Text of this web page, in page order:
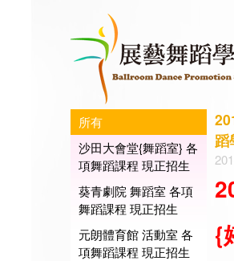
所有
沙田大會堂{舞蹈室} 各
項舞蹈課程 現正招生
葵青劇院 舞蹈室 各項
舞蹈課程 現正招生
元朗體育館 活動室 各
項舞蹈課程 現正招生
蹈
{